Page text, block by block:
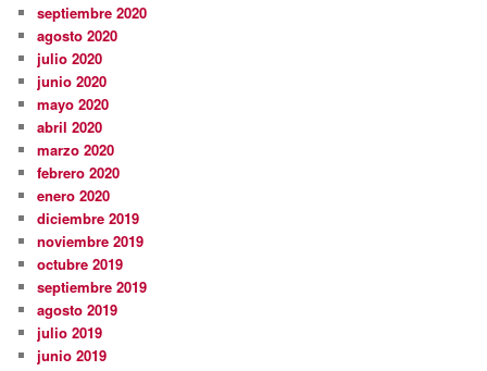
septiembre 2020
agosto 2020
julio 2020
junio 2020
mayo 2020
abril 2020
marzo 2020
febrero 2020
enero 2020
diciembre 2019
noviembre 2019
octubre 2019
septiembre 2019
agosto 2019
julio 2019
junio 2019